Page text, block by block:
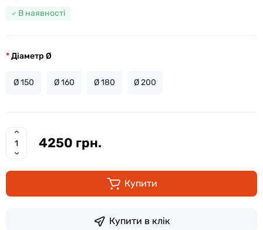
В наявності
Діаметр Ø
Ø 150 Ø 160 Ø 180 Ø 200
4250 грн.
Купити
Купити в клік